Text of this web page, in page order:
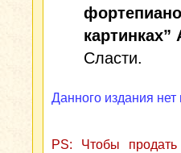
Сласти.
Данного издания нет
PS: Чтобы